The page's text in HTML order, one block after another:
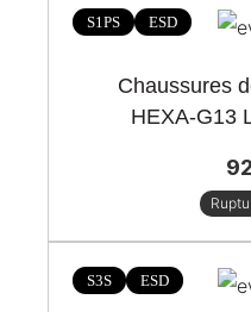
S1PS ESD
Chaussures
HEXA-G13
S3S ESD